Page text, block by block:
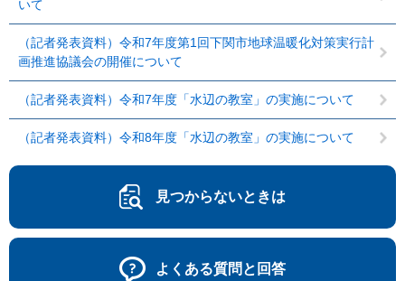
いて
（記者発表資料）令和7年度第1回下関市地球温暖化対策実行計
画推進協議会の開催について
（記者発表資料）令和7年度「水辺の教室」の実施について
（記者発表資料）令和8年度「水辺の教室」の実施について
見つからないときは
よくある質問と回答